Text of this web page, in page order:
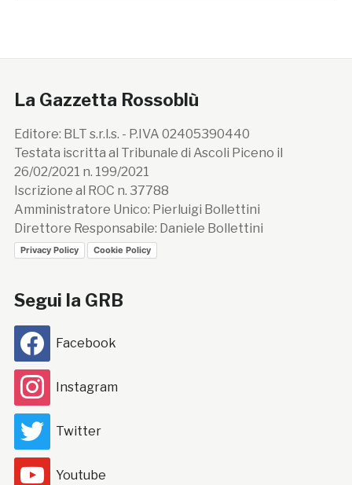
La Gazzetta Rossoblù
Editore: BLT s.r.l.s. - P.IVA 02405390440
Testata iscritta al Tribunale di Ascoli Piceno il
26/02/2021 n. 199/2021
Iscrizione al ROC n. 37788
Amministratore Unico: Pierluigi Bollettini
Direttore Responsabile: Daniele Bollettini
Privacy Policy Cookie Policy
Segui la GRB
Facebook
Instagram
Twitter
Youtube